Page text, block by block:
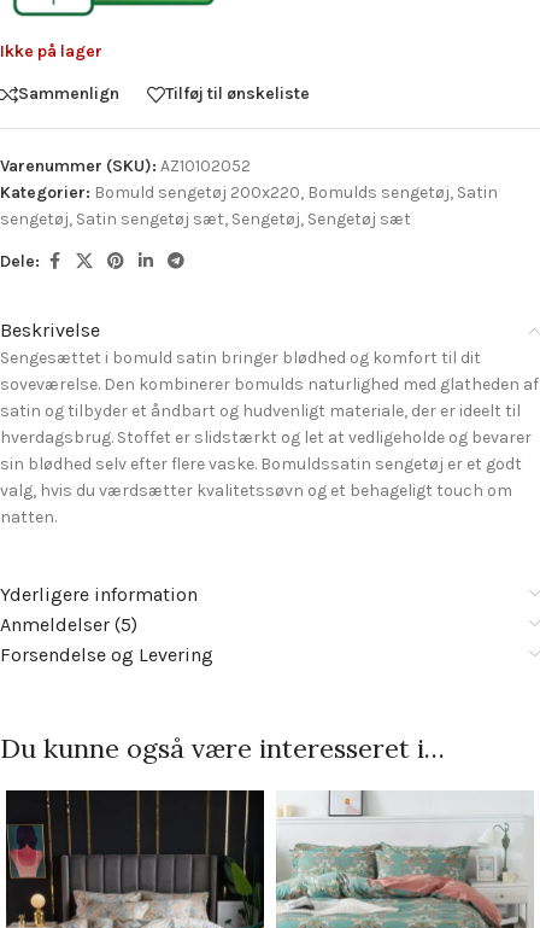
Ikke på lager
Sammenlign Tilføj til ønskeliste
Varenummer (SKU): AZ10102052
Kategorier: Bomuld sengetøj 200x220, Bomulds sengetøj, Satin
sengetøj, Satin sengetøj sæt, Sengetøj, Sengetøj sæt
Dele:
Beskrivelse
Sengesættet i bomuld satin bringer blødhed og komfort til dit
soveværelse. Den kombinerer bomulds naturlighed med glatheden af
​​satin og tilbyder et åndbart og hudvenligt materiale, der er ideelt til
hverdagsbrug. Stoffet er slidstærkt og let at vedligeholde og bevarer
sin blødhed selv efter flere vaske. Bomuldssatin sengetøj er et godt
valg, hvis du værdsætter kvalitetssøvn og et behageligt touch om
natten.
Yderligere information
Anmeldelser (5)
Forsendelse og Levering
Du kunne også være interesseret i…